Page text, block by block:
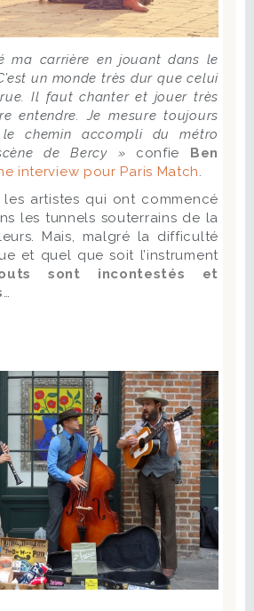
ma carrière en jouant dans le
un monde très dur que celui
Il faut chanter et jouer très
entendre. Je mesure toujours
chemin accompli du métro
de Bercy » confie
Ben
interview pour Paris Match.
les artistes qui ont commencé
les tunnels souterrains de la
Mais, malgré la difficulté
et quel que soit l’instrument
sont incontestés et
…